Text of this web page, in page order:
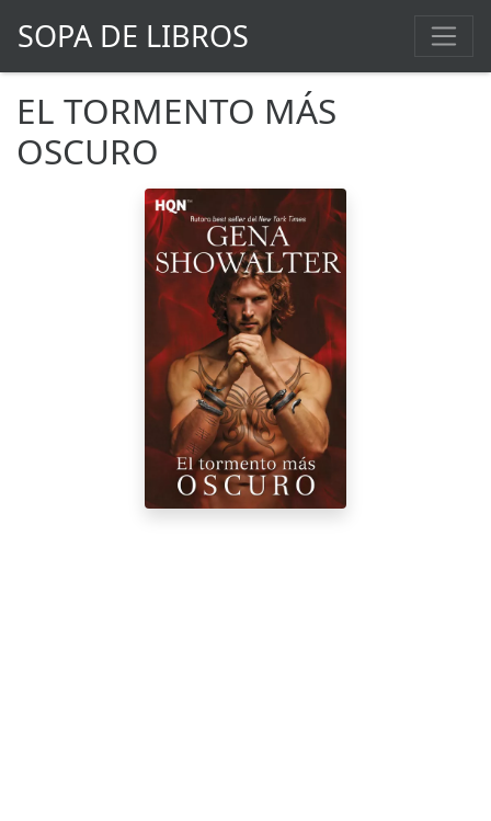
SOPA DE LIBROS
EL TORMENTO MÁS
OSCURO